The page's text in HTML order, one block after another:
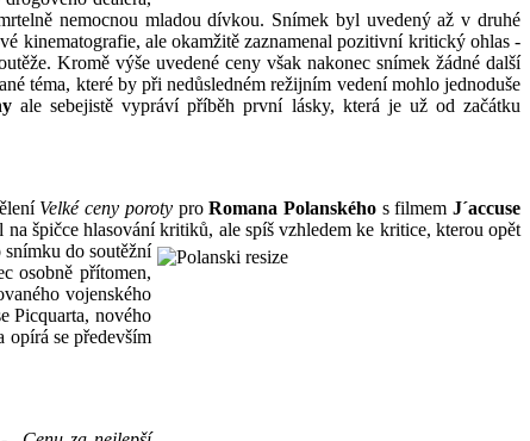
nemocnou mladou dívkou. Snímek byl uvedený až v druhé
kinematografie, ale okamžitě zaznamenal pozitivní kritický ohlas -
Kromě výše uvedené ceny však nakonec snímek žádné další
téma, které by při nedůsledném režijním vedení mohlo jednoduše
ale sebejistě vypráví příběh první lásky, která je už od začátku
Velké ceny porotyproRomana Polanskéhos filmem J´accuse
špičce hlasování kritiků, ale spíš vzhledem ke kritice, kterou opět
snímku do soutěžní
osobně přítomen,
vojenského
Picquarta, nového
opírá se především